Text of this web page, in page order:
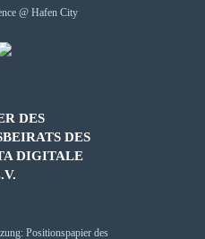
DES
DES
DIGITALE